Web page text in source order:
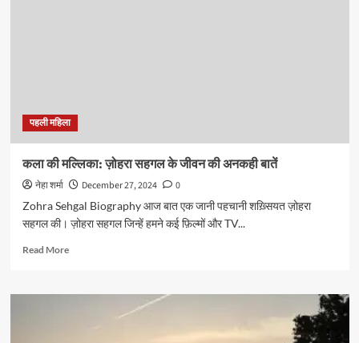
पहली महिला
कला की मल्लिका: ज़ोहरा सहगल के जीवन की अनकही बातें
नेहा शर्मा December 27, 2024
0
Zohra Sehgal Biography आज बात एक जानी पहचानी शख़्सियत ज़ोहरा
सहगल की। ज़ोहरा सहगल जिन्हें हमने कई फ़िल्मों और TV...
Read MoreRead
कला